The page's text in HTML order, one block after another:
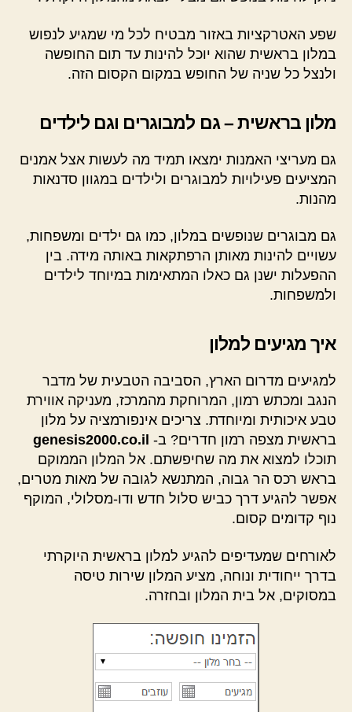
שפע האטרקציות באזור מבטיח לכל מי שמגיע לנפוש
במלון בראשית שהוא יוכל להינות עד תום החופשה
ולנצל כל שניה של החופש במקום הקסום הזה.
מלון בראשית – גם למבוגרים וגם לילדים
גם מעריצי האמנות ימצאו תמיד מה לעשות אצל אמנים
המציעים פעילויות למבוגרים ולילדים במגוון סדנאות
מהנות.
גם מבוגרים שנופשים במלון, כמו גם ילדים ומשפחות,
עשויים להינות מאותן הרפתקאות באותה מידה. בין
ההפעלות ישנן גם כאלו המתאימות במיוחד לילדים
ולמשפחות.
איך מגיעים למלון
למגיעים מדרום הארץ, הסביבה הטבעית של מדבר
הנגב ומכתש רמון, המרוחקת מהמרכז, מעניקה אווירת
טבע איכותית ומיוחדת. צריכים אינפורמציה על מלון
בראשית מצפה רמון חדרים? ב- genesis2000.co.il
תוכלו למצוא את מה שחיפשתם. אל המלון הממוקם
בראש רכס הר גבוה, המתנשא לגובה של מאות מטרים,
אפשר להגיע דרך כביש סלול חדש ודו-מסלולי, המוקף
נוף קדומים קסום.
לאורחים שמעדיפים להגיע למלון בראשית היוקרתי
בדרך ייחודית ונוחה, מציע המלון שירות טיסה
במסוקים, אל בית המלון ובחזרה.